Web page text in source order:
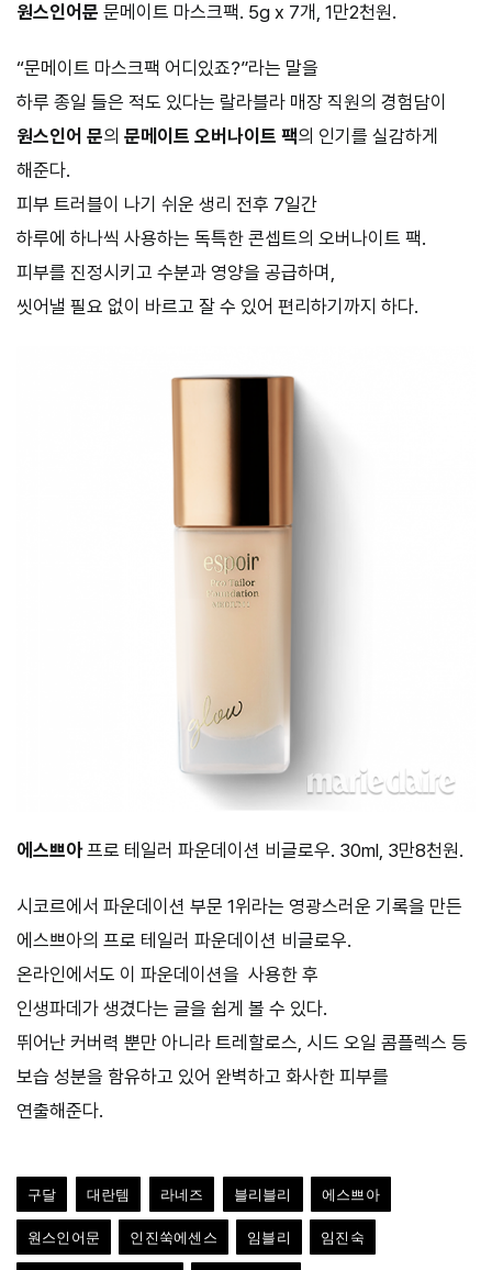
원스인어문 문메이트 마스크팩. 5g x 7개, 1만2천원.
“문메이트 마스크팩 어디있죠?”라는 말을
하루 종일 들은 적도 있다는 랄라블라 매장 직원의 경험담이
원스인어 문의 문메이트 오버나이트 팩의 인기를 실감하게
해준다.
피부 트러블이 나기 쉬운 생리 전후 7일간
하루에 하나씩 사용하는 독특한 콘셉트의 오버나이트 팩.
피부를 진정시키고 수분과 영양을 공급하며,
씻어낼 필요 없이 바르고 잘 수 있어 편리하기까지 하다.
에스쁘아프로 테일러 파운데이션 비글로우. 30ml, 3만8천원.
시코르에서 파운데이션 부문 1위라는 영광스러운 기록을 만든
에스쁘아의 프로 테일러 파운데이션 비글로우.
온라인에서도 이 파운데이션을 사용한 후
인생파데가 생겼다는 글을 쉽게 볼 수 있다.
뛰어난 커버력 뿐만 아니라 트레할로스, 시드 오일 콤플렉스 등
보습 성분을 함유하고 있어 완벽하고 화사한 피부를
연출해준다.
구달 대란템 라네즈 블리블리 에스쁘아
원스인어문 인진쑥에센스 임블리 임진숙